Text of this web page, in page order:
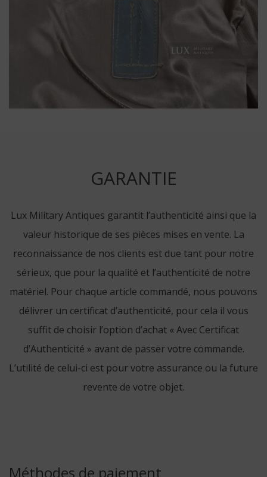
GARANTIE
Lux Military Antiques garantit l’authenticité ainsi que la
valeur historique de ses pièces mises en vente. La
reconnaissance de nos clients est due tant pour notre
sérieux, que pour la qualité et l’authenticité de notre
matériel. Pour chaque article commandé, nous pouvons
délivrer un certificat d’authenticité, pour cela il vous
suffit de choisir l’option d’achat « Avec Certificat
d’Authenticité » avant de passer votre commande.
L’utilité de celui-ci est pour votre assurance ou la future
revente de votre objet.
Méthodes de paiement